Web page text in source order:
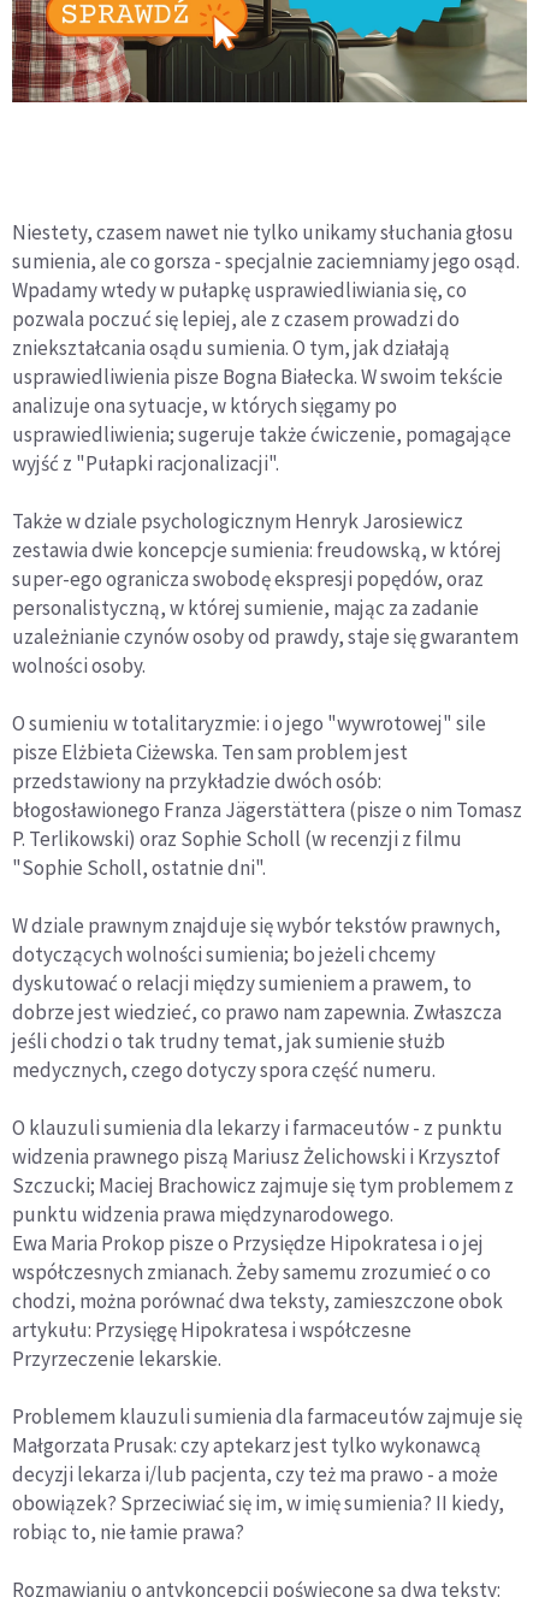
Niestety, czasem nawet nie tylko unikamy słuchania głosu
sumienia, ale co gorsza - specjalnie zaciemniamy jego osąd.
Wpadamy wtedy w pułapkę usprawiedliwiania się, co
pozwala poczuć się lepiej, ale z czasem prowadzi do
zniekształcania osądu sumienia. O tym, jak działają
usprawiedliwienia pisze Bogna Białecka. W swoim tekście
analizuje ona sytuacje, w których sięgamy po
usprawiedliwienia; sugeruje także ćwiczenie, pomagające
wyjść z "Pułapki racjonalizacji".
Także w dziale psychologicznym Henryk Jarosiewicz
zestawia dwie koncepcje sumienia: freudowską, w której
super-ego ogranicza swobodę ekspresji popędów, oraz
personalistyczną, w której sumienie, mając za zadanie
uzależnianie czynów osoby od prawdy, staje się gwarantem
wolności osoby.
O sumieniu w totalitaryzmie: i o jego "wywrotowej" sile
pisze Elżbieta Ciżewska. Ten sam problem jest
przedstawiony na przykładzie dwóch osób:
błogosławionego Franza Jägerstättera (pisze o nim Tomasz
P. Terlikowski) oraz Sophie Scholl (w recenzji z filmu
"Sophie Scholl, ostatnie dni".
W dziale prawnym znajduje się wybór tekstów prawnych,
dotyczących wolności sumienia; bo jeżeli chcemy
dyskutować o relacji między sumieniem a prawem, to
dobrze jest wiedzieć, co prawo nam zapewnia. Zwłaszcza
jeśli chodzi o tak trudny temat, jak sumienie służb
medycznych, czego dotyczy spora część numeru.
O klauzuli sumienia dla lekarzy i farmaceutów - z punktu
widzenia prawnego piszą Mariusz Żelichowski i Krzysztof
Szczucki; Maciej Brachowicz zajmuje się tym problemem z
punktu widzenia prawa międzynarodowego.
Ewa Maria Prokop pisze o Przysiędze Hipokratesa i o jej
współczesnych zmianach. Żeby samemu zrozumieć o co
chodzi, można porównać dwa teksty, zamieszczone obok
artykułu: Przysięgę Hipokratesa i współczesne
Przyrzeczenie lekarskie.
Problemem klauzuli sumienia dla farmaceutów zajmuje się
Małgorzata Prusak: czy aptekarz jest tylko wykonawcą
decyzji lekarza i/lub pacjenta, czy też ma prawo - a może
obowiązek? Sprzeciwiać się im, w imię sumienia? II kiedy,
robiąc to, nie łamie prawa?
Rozmawianiu o antykoncepcji poświęcone są dwa teksty: